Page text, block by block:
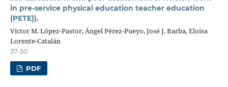
in pre-service physical education teacher education
(PETE)).
Víctor M. López-Pastor, Ángel Pérez-Pueyo, José J. Barba, Eloísa
Lorente-Catalán
37-50
PDF